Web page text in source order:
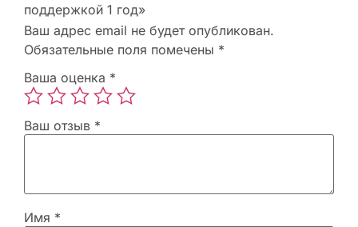
поддержкой 1 год»
Ваш адрес email не будет опубликован.
Обязательные поля помечены *
Ваша оценка *
Ваш отзыв *
Имя *